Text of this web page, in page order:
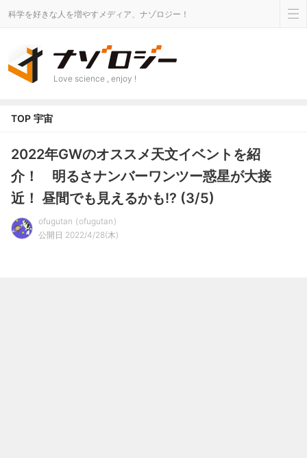
科学を好きな人を増やすメディア、ナゾロジー！
Love science , enjoy !
TOP 宇宙
2022年GWのオススメ天文イベントを紹
介！ 明るさナンバーワンツー惑星が大接
近！ 昼間でも見えるかも!? (3/5)
ofugutan
ofugutan
公開日 2022/4/28(木)